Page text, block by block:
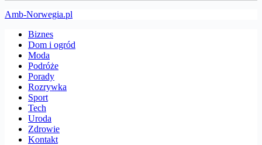
Amb-Norwegia.pl
Biznes
Dom i ogród
Moda
Podróże
Porady
Rozrywka
Sport
Tech
Uroda
Zdrowie
Kontakt